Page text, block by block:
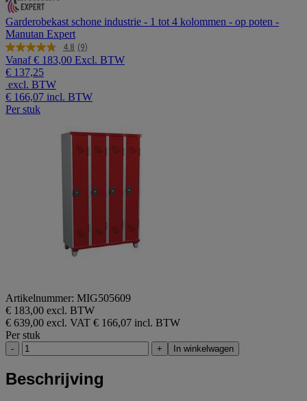
Garderobekast schone industrie - 1 tot 4 kolommen - op poten -
Manutan Expert
4.8 Lees
9
paginalink.
(9)
Vanaf€ 183,00 Excl. BTW
€ 137,25
excl. BTW
€ 166,07 incl. BTW
Per stuk
Artikelnummer: MIG505609
€ 183,00 excl. BTW
€ 639,00 excl. VAT € 166,07 incl. BTW
Per stuk
- + In winkelwagen
Beschrijving